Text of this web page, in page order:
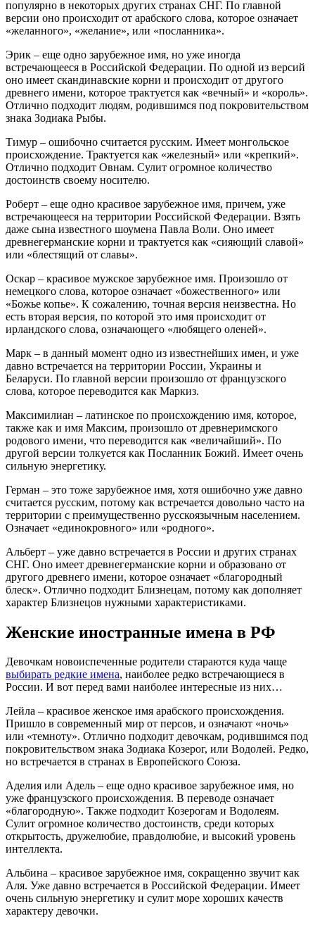
популярно в некоторых других странах СНГ. По главной
версии оно происходит от арабского слова, которое означает
«желанного», «желание», или «посланника».
Эрик – еще одно зарубежное имя, но уже иногда
встречающееся в Российской Федерации. По одной из версий
оно имеет скандинавские корни и происходит от другого
древнего имени, которое трактуется как «вечный» и «король».
Отлично подходит людям, родившимся под покровительством
знака Зодиака Рыбы.
Тимур – ошибочно считается русским. Имеет монгольское
происхождение. Трактуется как «железный» или «крепкий».
Отлично подходит Овнам. Сулит огромное количество
достоинств своему носителю.
Роберт – еще одно красивое зарубежное имя, причем, уже
встречающееся на территории Российской Федерации. Взять
даже сына известного шоумена Павла Воли. Оно имеет
древнегерманские корни и трактуется как «сияющий славой»
или «блестящий от славы».
Оскар – красивое мужское зарубежное имя. Произошло от
немецкого слова, которое означает «божественного» или
«Божье копье». К сожалению, точная версия неизвестна. Но
есть вторая версия, по которой это имя происходит от
ирландского слова, означающего «любящего оленей».
Марк – в данный момент одно из известнейших имен, и уже
давно встречается на территории России, Украины и
Беларуси. По главной версии произошло от французского
слова, которое переводится как Маркиз.
Максимилиан – латинское по происхождению имя, которое,
также как и имя Максим, произошло от древнеримского
родового имени, что переводится как «величайший». По
другой версии толкуется как Посланник Божий. Имеет очень
сильную энергетику.
Герман – это тоже зарубежное имя, хотя ошибочно уже давно
считается русским, потому как встречается довольно часто на
территории с преимущественно русскоязычным населением.
Означает «единокровного» или «родного».
Альберт – уже давно встречается в России и других странах
СНГ. Оно имеет древнегерманские корни и образовано от
другого древнего имени, которое означает «благородный
блеск». Отлично подходит Близнецам, потому как дополняет
характер Близнецов нужными характеристиками.
Женские иностранные имена в РФ
Девочкам новоиспеченные родители стараются куда чаще
выбирать редкие имена, наиболее редко встречающиеся в
России. И вот перед вами наиболее интересные из них…
Лейла – красивое женское имя арабского происхождения.
Пришло в современный мир от персов, и означают «ночь»
или «темноту». Отлично подходит девочкам, родившимся под
покровительством знака Зодиака Козерог, или Водолей. Редко,
но встречается в странах в Европейского Союза.
Аделия или Адель – еще одно красивое зарубежное имя, но
уже французского происхождения. В переводе означает
«благородную». Также подходит Козерогам и Водолеям.
Сулит огромное количество достоинств, среди которых
открытость, дружелюбие, правдолюбие, и высокий уровень
интеллекта.
Альбина – красивое зарубежное имя, сокращенно звучит как
Аля. Уже давно встречается в Российской Федерации. Имеет
очень сильную энергетику и сулит море хороших качеств
характеру девочки.